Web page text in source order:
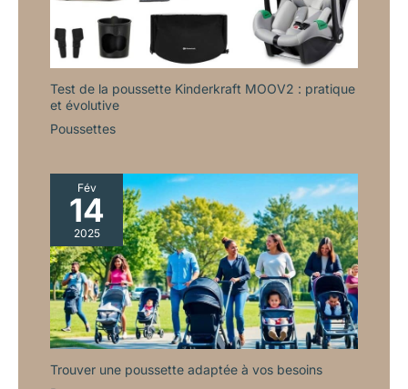
Test de la poussette Kinderkraft MOOV2 : pratique
et évolutive
Poussettes
Fév
14
2025
Trouver une poussette adaptée à vos besoins